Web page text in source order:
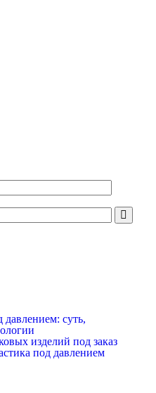
давлением: суть,
изделий под заказ
под давлением